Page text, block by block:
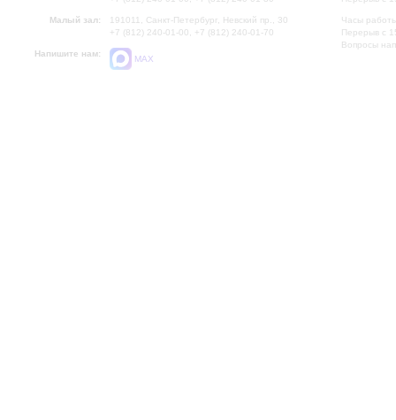
Малый зал:
191011, Санкт-Петербург, Невский пр., 30
+7 (812) 240-01-00, +7 (812) 240-01-70
Напишите нам:
MAX
Часы
Перерыв с
Вопросы